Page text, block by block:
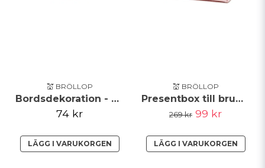
💒 BRÖLLOP
Bordsdekoration - Träskiva
74 kr
LÄGG I VARUKORGEN
💒 BRÖLLOP
Presentbox till brudtärna Partybox
269 kr 99 kr
LÄGG I VARUKORGEN